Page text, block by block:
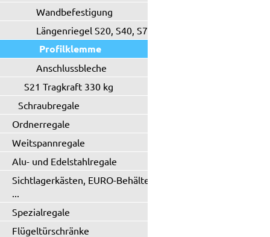
Wandbefestigung
Längenriegel S20, S40, S71
Profilklemme
Anschlussbleche
S21 Tragkraft 330 kg
Schraubregale
Ordnerregale
Weitspannregale
Alu- und Edelstahlregale
Sichtlagerkästen, EURO-Behälter
...
Spezialregale
Flügeltürschränke